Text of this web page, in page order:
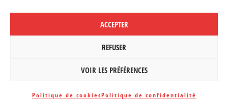
ACCEPTER
REFUSER
VOIR LES PRÉFÉRENCES
Politique de cookiesPolitique de confidentialité
POLITIQUE DE CONFIDENTIALITÉ|
CBCS ASBL | WEBDESIGN PAR
BANLIEUES ASBL